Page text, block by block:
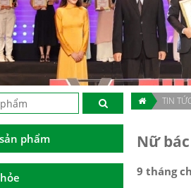
TIN
Nữ
9 tháng
phẩm